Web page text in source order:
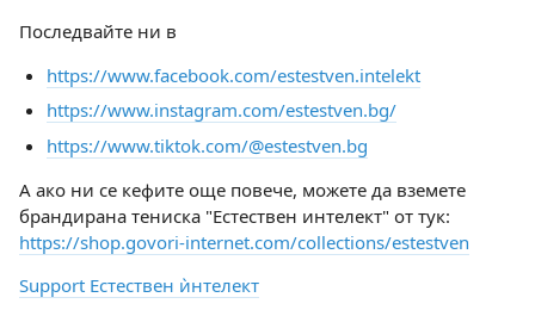
Последвайте ни в
https://www.facebook.com/estestven.intelekt
https://www.instagram.com/estestven.bg/
https://www.tiktok.com/@estestven.bg
А ако ни се кефите още повече, можете да вземете
брандирана тениска "Естествен интелект" от тук:
https://shop.govori-internet.com/collections/estestven
Support Естествен ѝнтелект